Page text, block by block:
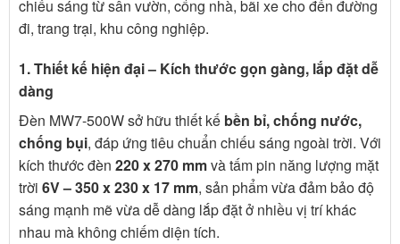
chiếu sáng từ sân vườn, cổng nhà, bãi xe cho đến đường
đi, trang trại, khu công nghiệp.
1. Thiết kế hiện đại – Kích thước gọn gàng, lắp đặt dễ
dàng
Đèn MW7-500W sở hữu thiết kế bền bỉ, chống nước,
chống bụi, đáp ứng tiêu chuẩn chiếu sáng ngoài trời. Với
kích thước đèn 220 x 270 mmvà tấm pin năng lượng mặt
trời 6V – 350 x 230 x 17 mm, sản phẩm vừa đảm bảo độ
sáng mạnh mẽ vừa dễ dàng lắp đặt ở nhiều vị trí khác
nhau mà không chiếm diện tích.